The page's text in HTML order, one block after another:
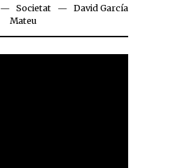
Societat
David García
Mateu